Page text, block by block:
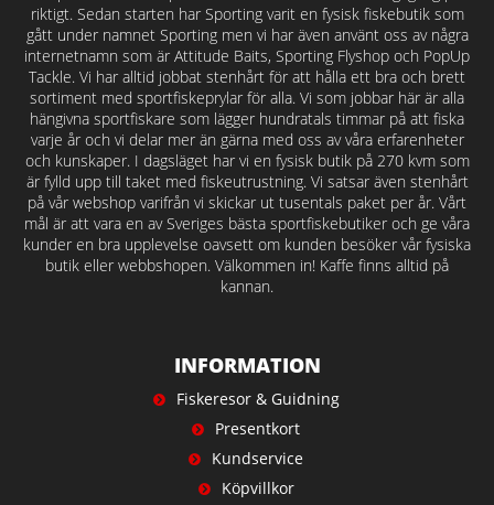
riktigt. Sedan starten har Sporting varit en fysisk fiskebutik som
gått under namnet Sporting men vi har även använt oss av några
internetnamn som är Attitude Baits, Sporting Flyshop och PopUp
Tackle. Vi har alltid jobbat stenhårt för att hålla ett bra och brett
sortiment med sportfiskeprylar för alla. Vi som jobbar här är alla
hängivna sportfiskare som lägger hundratals timmar på att fiska
varje år och vi delar mer än gärna med oss av våra erfarenheter
och kunskaper. I dagsläget har vi en fysisk butik på 270 kvm som
är fylld upp till taket med fiskeutrustning. Vi satsar även stenhårt
på vår webshop varifrån vi skickar ut tusentals paket per år. Vårt
mål är att vara en av Sveriges bästa sportfiskebutiker och ge våra
kunder en bra upplevelse oavsett om kunden besöker vår fysiska
butik eller webbshopen. Välkommen in! Kaffe finns alltid på
kannan.
INFORMATION
Fiskeresor & Guidning
Presentkort
Kundservice
Köpvillkor